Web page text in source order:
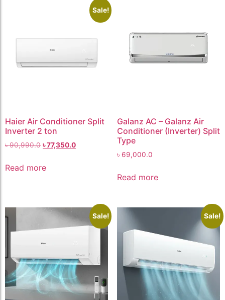
Sale!
Haier Air Conditioner Split
Inverter 2 ton
৳90,990.0 ৳77,350.0
Read more
Galanz AC – Galanz Air
Conditioner (Inverter) Split
Type
৳ 69,000.0
Read more
Sale! Sale!